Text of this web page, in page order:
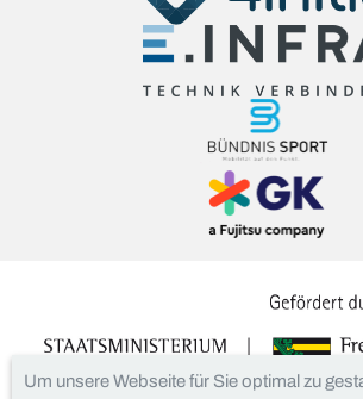
Um unsere Webseite für Sie optimal zu